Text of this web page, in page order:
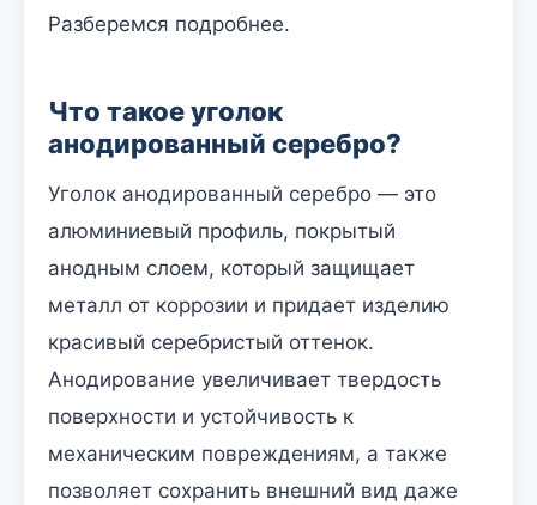
Разберемся подробнее.
Что такое уголок
анодированный серебро?
Уголок анодированный серебро — это
алюминиевый профиль, покрытый
анодным слоем, который защищает
металл от коррозии и придает изделию
красивый серебристый оттенок.
Анодирование увеличивает твердость
поверхности и устойчивость к
механическим повреждениям, а также
позволяет сохранить внешний вид даже